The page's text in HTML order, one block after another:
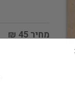
מחיר 45 ₪